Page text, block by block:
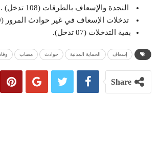
النجدة والإسعاف بالطرقات (108 تدخل) .
تدخلات الإسعاف في غير حوادث المرور (350 تدخل).
بقية التدخلات (07 تدخل).
إسعاف الحماية المدنية حوادث مصاب
Share